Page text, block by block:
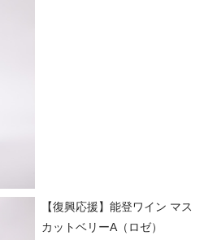
【復興応援】能登ワイン マス
カットベリーA（ロゼ）